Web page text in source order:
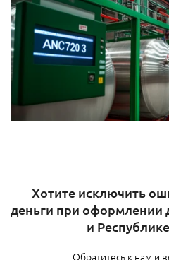
Хотите исключить
деньги при оформлении
и
Обратитесь к нам и